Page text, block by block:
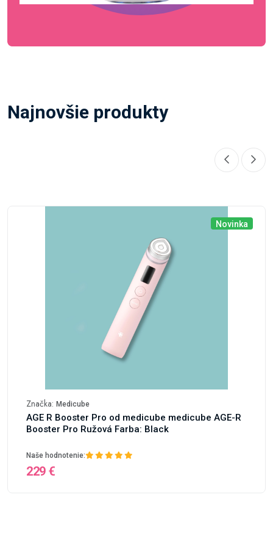
Najnovšie produkty
Novinka
Značka: Medicube
AGE R Booster Pro od medicube medicube AGE-R
Booster Pro Ružová Farba: Black
Naše hodnotenie:
229 €